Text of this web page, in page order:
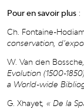
Pour en savoir plus :
Ch. Fontaine-
conservation,
W. Van den Bossche
Evolution (1500-1850)
a World-wide
G. Xhayet , « De la